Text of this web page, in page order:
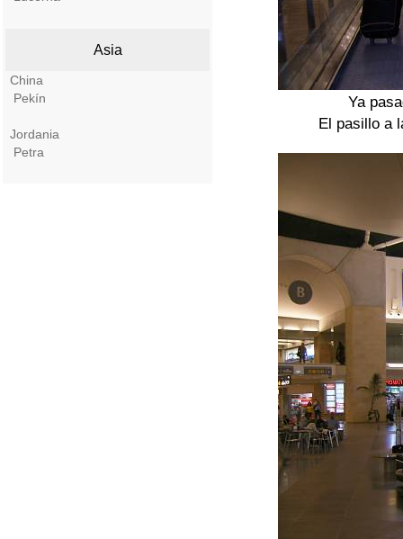
Asia
China
Pekín
Jordania
Petra
Ya
El pasillo a